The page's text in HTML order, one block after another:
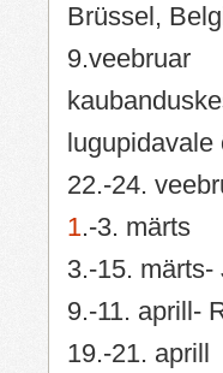
Brüssel,
22.-24.
1.-3. märts
3.-15.
9.-11. aprill-
19.-21. aprill